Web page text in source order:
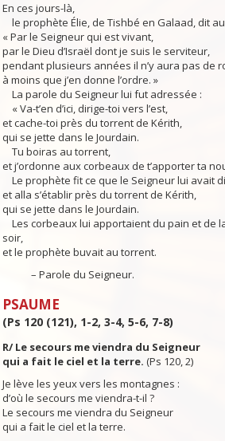
En ces jours-là,
le prophète Élie, de Tishbé en Galaad, dit
« Par le Seigneur qui est vivant,
par le Dieu d’Israël dont je suis le serviteur,
pendant plusieurs années il n’y aura pas de
à moins que j’en donne l’ordre. »
La parole du Seigneur lui fut adressée :
« Va-t’en d’ici, dirige-toi vers l’est,
et cache-toi près du torrent de Kérith,
qui se jette dans le Jourdain.
Tu boiras au torrent,
et j’ordonne aux corbeaux de t’apporter ta
Le prophète fit ce que le Seigneur lui avait
et alla s’établir près du torrent de Kérith,
qui se jette dans le Jourdain.
Les corbeaux lui apportaient du pain et de
soir,
et le prophète buvait au torrent.
– Parole du Seigneur.
PSAUME
(Ps 120 (121), 1-2, 3-4, 5-6, 7-8)
R/ Le secours me viendra du Seigneur
qui a fait le ciel et la terre. (Ps 120, 2)
Je lève les yeux vers les montagnes :
d’où le secours me viendra-t-il ?
Le secours me viendra du Seigneur
qui a fait le ciel et la terre.